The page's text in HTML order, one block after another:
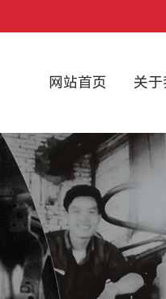
网站首页
关于